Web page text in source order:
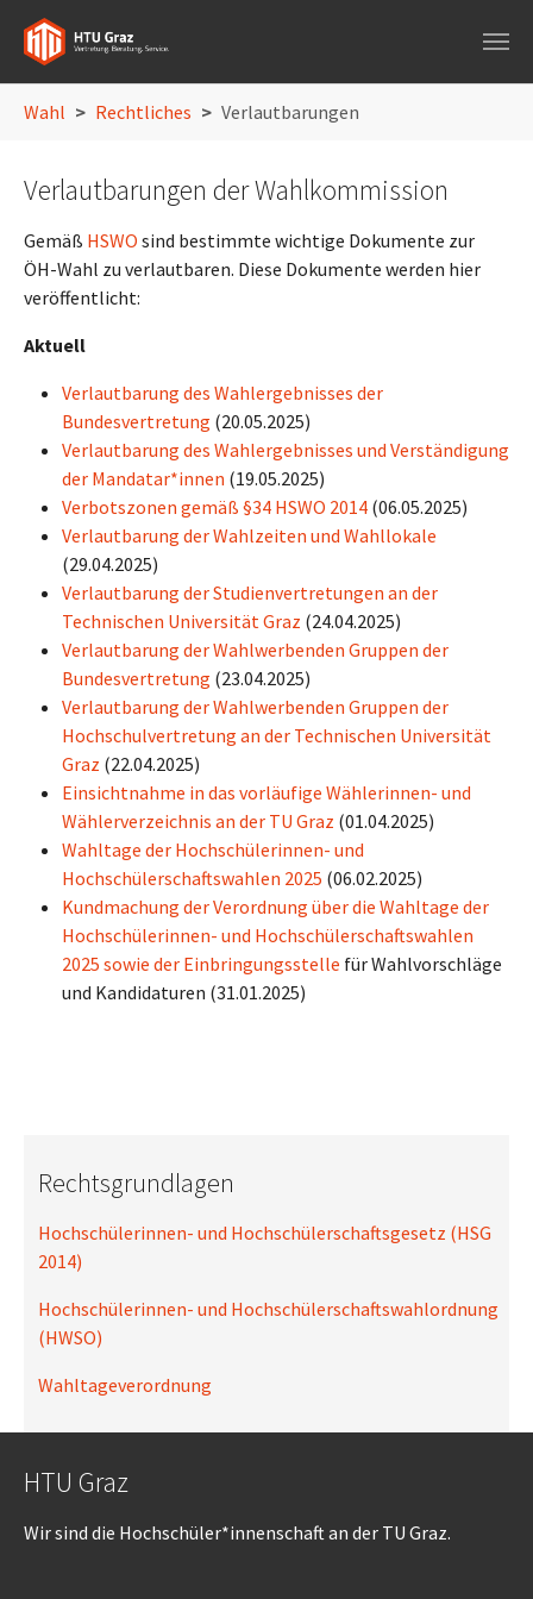
Wahl Rechtliches Verlautbarungen
Verlautbarungen der Wahlkommission
Gemäß HSWO sind bestimmte wichtige Dokumente zur
ÖH-Wahl zu verlautbaren. Diese Dokumente werden hier
veröffentlicht:
Aktuell
Verlautbarung des Wahlergebnisses der
Bundesvertretung (20.05.2025)
Verlautbarung des Wahlergebnisses und Verständigung
der Mandatar*innen (19.05.2025)
Verbotszonen gemäß §34 HSWO 2014 (06.05.2025)
Verlautbarung der Wahlzeiten und Wahllokale
(29.04.2025)
Verlautbarung der Studienvertretungen an der
Technischen Universität Graz (24.04.2025)
Verlautbarung der Wahlwerbenden Gruppen der
Bundesvertretung (23.04.2025)
Verlautbarung der Wahlwerbenden Gruppen der
Hochschulvertretung an der Technischen Universität
Graz (22.04.2025)
Einsichtnahme in das vorläufige Wählerinnen- und
Wählerverzeichnis an der TU Graz (01.04.2025)
Wahltage der Hochschülerinnen- und
Hochschülerschaftswahlen 2025 (06.02.2025)
Kundmachung der Verordnung über die Wahltage der
Hochschülerinnen- und Hochschülerschaftswahlen
2025 sowie der Einbringungsstelle für Wahlvorschläge
und Kandidaturen (31.01.2025)
Rechtsgrundlagen
Hochschülerinnen- und Hochschülerschaftsgesetz (HSG
2014)
Hochschülerinnen- und Hochschülerschaftswahlordnung
(HWSO)
Wahltageverordnung
HTU Graz
Wir sind die Hochschüler*innenschaft an der TU Graz.